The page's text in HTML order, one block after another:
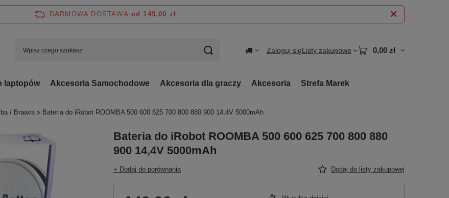
DARMOWA DOSTAWA od 149,00 zł
Zaloguj sięListy zakupowe 0,00 zł
laptopów Akcesoria Samochodowe Akcesoria dla graczy Akcesoria Strefa Marek
/ Braava Bateria do iRobot ROOMBA 500 600 625 700 800 880 900 14,4V 5000mAh
Bateria do iRobot ROOMBA 500 600 625 700 800 880
900 14,4V 5000mAh
+ Dodaj do porównania Dodaj do listy zakupowej